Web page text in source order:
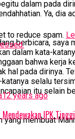
dalam pada
Ya, dia
berbicara, saya
dalam kata-
bahwa kerja
hal pada dirinya.
selalu
itu selain
yang membuat
to reduce spam.
12 years ago
IPK